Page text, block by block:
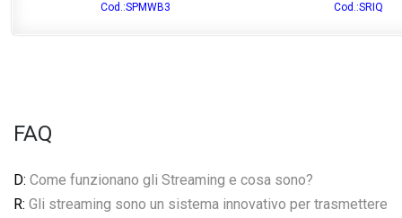
Cod.:SPMWB3 Cod.:SRIQ
FAQ
D: Come funzionano gli Streaming e cosa sono?
R: Gli streaming sono un sistema innovativo per trasmettere